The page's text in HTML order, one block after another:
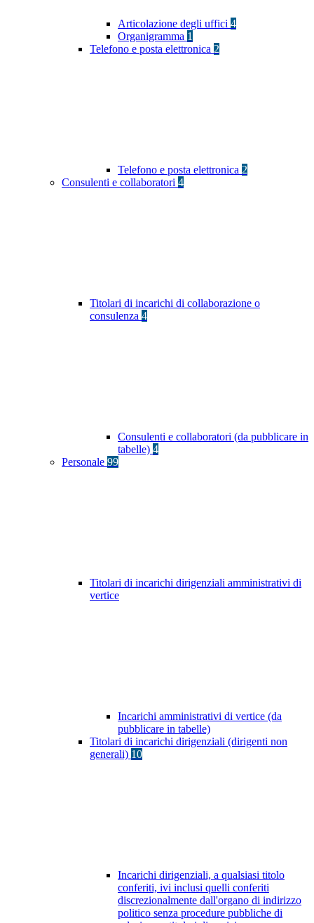
Articolazione degli uffici 4
Organigramma 1
Telefono e posta elettronica 2
Telefono e posta elettronica 2
Consulenti e collaboratori 4
Titolari di incarichi di collaborazione o
consulenza 4
Consulenti e collaboratori (da pubblicare in
tabelle) 4
Personale 99
Titolari di incarichi dirigenziali amministrativi di
vertice
Incarichi amministrativi di vertice (da
pubblicare in tabelle)
Titolari di incarichi dirigenziali (dirigenti non
generali) 10
Incarichi dirigenziali, a qualsiasi titolo
conferiti, ivi inclusi quelli conferiti
discrezionalmente dall'organo di indirizzo
politico senza procedure pubbliche di